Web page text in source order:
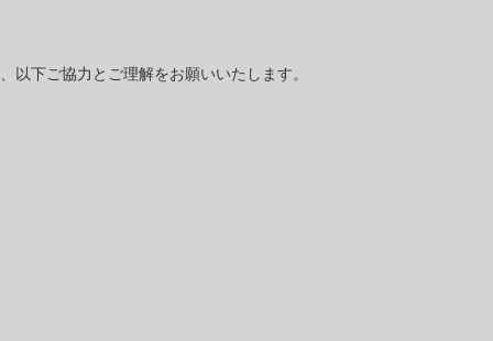
下ご協力とご理解をお願いいたします。